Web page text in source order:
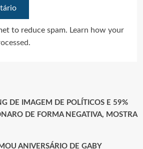
to reduce spam. Learn how your
DE IMAGEM DE POLÍTICOS E 59%
DE FORMA NEGATIVA, MOSTRA
ANIVERSÁRIO DE GABY